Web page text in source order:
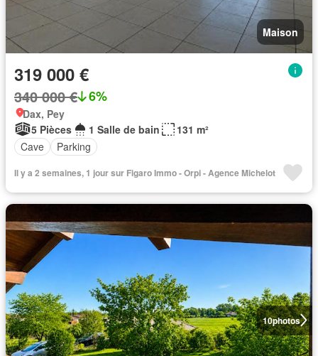
Maison
319 000 €
340 000 € 6%
Dax, Pey
5 Pièces
1 Salle de bain
131 m²
Cave
Parking
Il y a 2 semaines, 1 jour sur Figaro Immo - Orpi - Agence Michelot
10photos